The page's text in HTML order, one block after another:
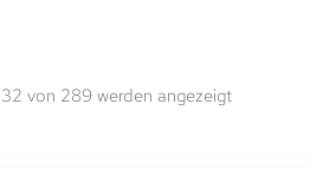
32 von 289 werden angezeigt